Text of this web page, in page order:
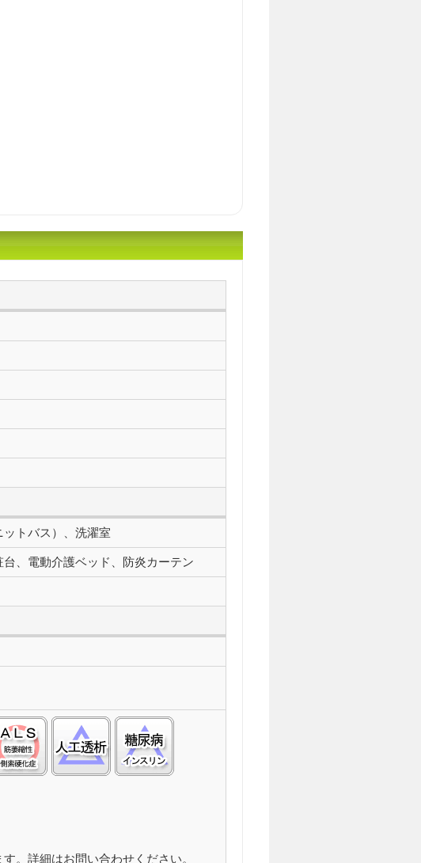
トバス）、洗濯室
、電動介護ベッド、防炎カーテン
切開:△ 筋萎縮性側索硬化症(ＡＬＳ):○
人工透析:△
。詳細はお問い合わせください。